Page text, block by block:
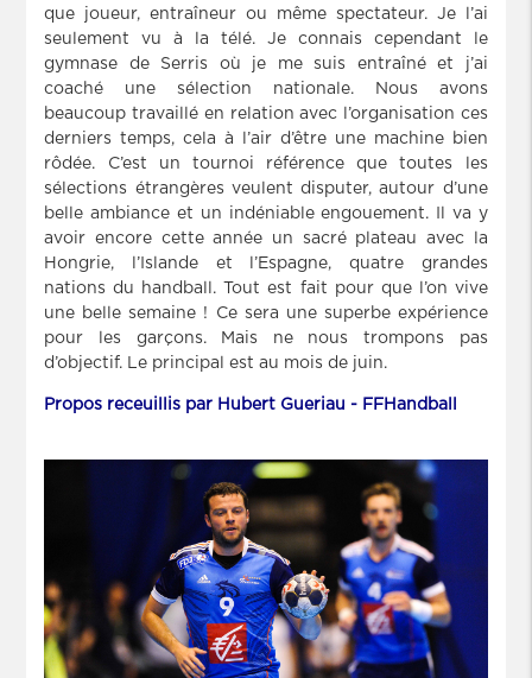
que joueur, entraîneur ou même spectateur. Je l’ai
seulement vu à la télé. Je connais cependant le
gymnase de Serris où je me suis entraîné et j’ai
coaché une sélection nationale. Nous avons
beaucoup travaillé en relation avec l’organisation ces
derniers temps, cela à l’air d’être une machine bien
rôdée. C’est un tournoi référence que toutes les
sélections étrangères veulent disputer, autour d’une
belle ambiance et un indéniable engouement. Il va y
avoir encore cette année un sacré plateau avec la
Hongrie, l’Islande et l’Espagne, quatre grandes
nations du handball. Tout est fait pour que l’on vive
une belle semaine ! Ce sera une superbe expérience
pour les garçons. Mais ne nous trompons pas
d’objectif. Le principal est au mois de juin.
Propos receuillis par Hubert Gueriau - FFHandball